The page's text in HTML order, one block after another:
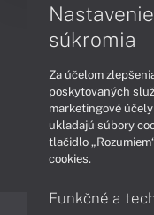
súkromia
Za účelom
poskytovaných
marketingové
ukladajú súbory
tlačidlo
cookies.
Funkčné a